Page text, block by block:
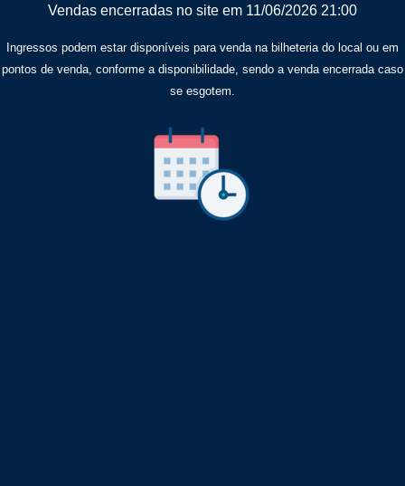
Vendas encerradas no site em 11/06/2026 21:00
Ingressos podem estar disponíveis para venda na bilheteria do local ou em
pontos de venda, conforme a disponibilidade, sendo a venda encerrada caso
se esgotem.